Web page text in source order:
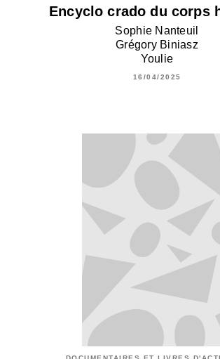
Encyclo crado du corps
Sophie Nanteuil
Grégory Biniasz
Youlie
16/04/2025